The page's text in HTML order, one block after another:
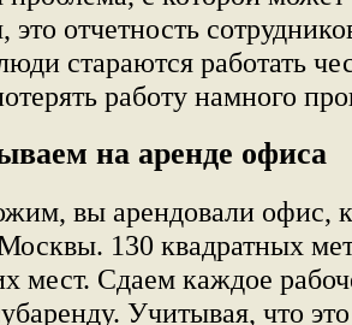
это отчетность
стараются работать
работу намного
на аренде офиса
вы арендовали офис,
130 квадратных
мест. Сдаем каждое
Учитывая, что